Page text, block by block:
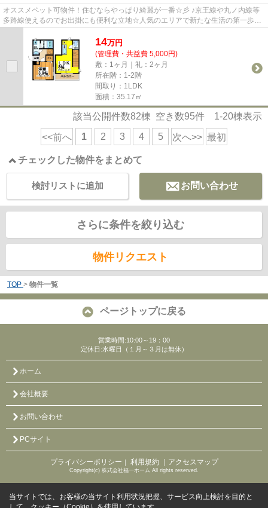
オススメペット可物件！住むならやっぱり綺麗が一番☆彡 ♪京王線や丸ノ内線等
多路線使えるのでお出掛にも便利な立地☆人気のエリアで新たな生活の第一歩を
踏み出そう(^_-)-☆ 大手ハウス...
14万円
(管理費・共益費 5,000円)
敷：1ヶ月｜礼：2ヶ月
所在階：1-2階
間取り：1LDK
面積：35.17㎡
該当公開件数82棟 空き数95件 1-20棟表示
<<前へ 1 2 3 4 5 次へ>> 最初
チェックした物件をまとめて
お問い合わせ
検討リストに追加
さらに条件を絞り込む
物件リクエスト
TOP > 物件一覧
ページトップに戻る
営業時間:10:00～19：00
定休日:水曜日（１月～３月は無休）
ホーム
会社概要
お問い合わせ
PCサイト
プライバシーポリシー ｜ 利用規約 ｜アクセスマップ
Copyright(c) 株式会社福一ホーム All rights reserved.
当サイトでは、お客様の当サイト利用状況把握、サービス向上検討を目的と